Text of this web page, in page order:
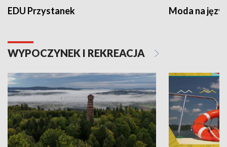
EDU Przystanek Moda na
WYPOCZYNEK I REKREACJA